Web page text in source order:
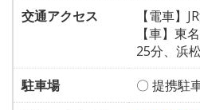
交通アクセス
【電車】
【車】東
25分、浜
駐車場
〇 提携駐